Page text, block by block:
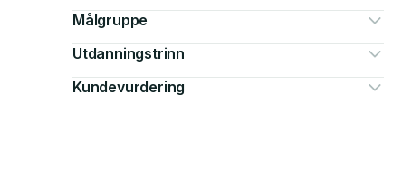
Målgruppe
Utdanningstrinn
Kundevurdering